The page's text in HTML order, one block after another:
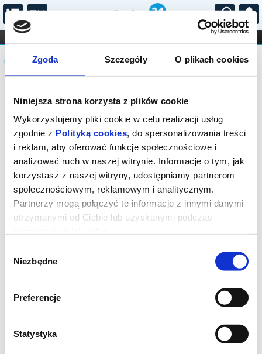
Zgoda Szczegóły O plikach cookies
Niniejsza strona korzysta z plików cookie
Wykorzystujemy pliki cookie w celu realizacji usług
zgodnie z Polityką cookies, do spersonalizowania treści
i reklam, aby oferować funkcje społecznościowe i
analizować ruch w naszej witrynie. Informacje o tym, jak
korzystasz z naszej witryny, udostępniamy partnerom
społecznościowym, reklamowym i analitycznym.
Partnerzy mogą połączyć te informacje z innymi danymi
otrzymanymi od Ciebie lub uzyskanymi podczas
zgody
Niezbędne
Preferencje
Statystyka
...
FILHARMONIA OPERA I BALET
STAND-UP
DLA DZIECI
Komunikat
Sprzedaż biletów na niniejsze
wydarzenie została zakończona. Zapytaj
w Kasie instytucji o dostępność biletów
na wydarzenie.